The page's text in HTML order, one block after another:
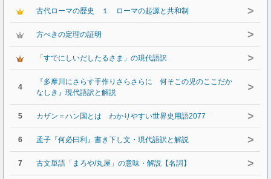
古代ローマの歴史 １ ローマの起源と共和制 >
方べきの定理の証明 >
「すでにしいだしたるさま」の現代語訳 >
4
『多摩川にさらす手作りさらさらに 何そこの児のここだか
なしき』現代語訳と解説
>
5 カザン＝ハン国とは わかりやすい世界史用語2077 >
6 孟子『何必曰利』書き下し文・現代語訳と解説 >
7 古文単語「まろや/丸屋」の意味・解説【名詞】 >